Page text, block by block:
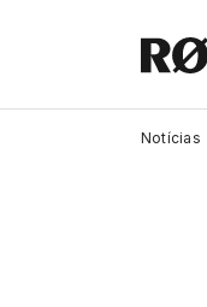
Notícias